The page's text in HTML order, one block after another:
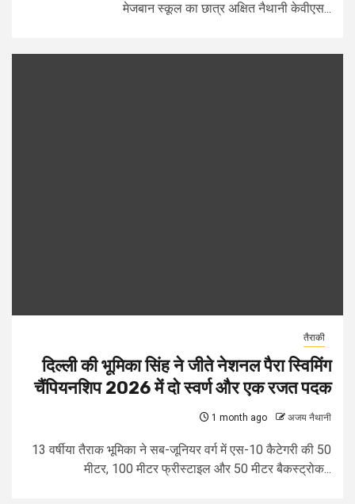
मेजबान स्कूल का छात्र अक्षित नैथानी केवीएस...
तैराकी
दिल्ली की भूमिका सिंह ने जीते नेशनल पैरा स्विमिंग
चैंपियनशिप 2026 में दो स्वर्ण और एक रजत पदक
1 month ago अजय नैथानी
13 वर्षीया तैराक भूमिका ने सब-जूनियर वर्ग में एस-10 कैटेगरी की 50
मीटर, 100 मीटर फ्रीस्टाइल और 50 मीटर बैकस्ट्रोक...